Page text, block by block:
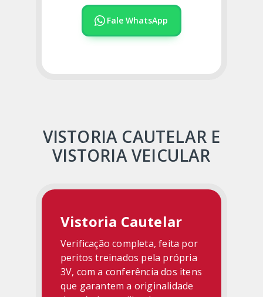
Fale WhatsApp
VISTORIA CAUTELAR E
VISTORIA VEICULAR
Vistoria Cautelar
Verificação completa, feita por
peritos treinados pela própria
3V, com a conferência dos itens
que garantem a originalidade